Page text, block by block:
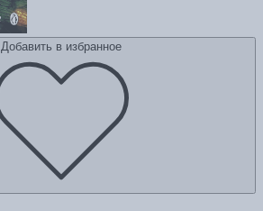
Добавить в избранное